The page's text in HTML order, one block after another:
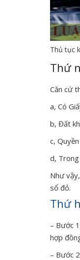
Thủ tục
Thứ
Căn cứ
a, Có
b, Đất
c,
d,
Như
sổ đỏ.
Thứ
– Bước
hợp
– Bước